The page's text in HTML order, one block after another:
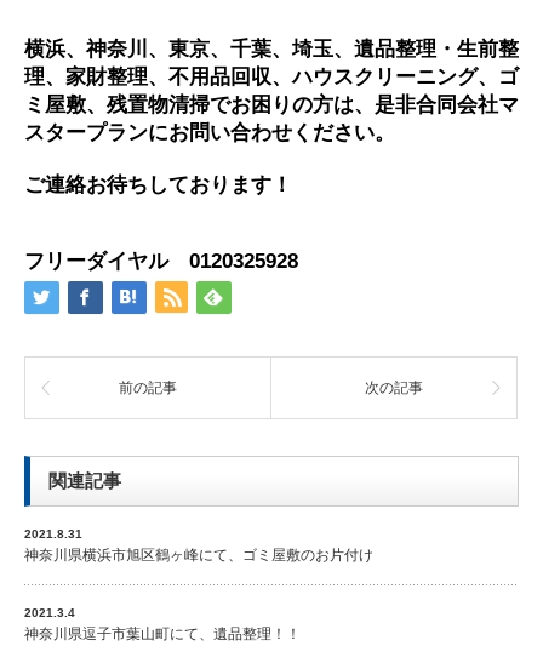
横浜、神奈川、東京、千葉、埼玉、遺品整理・生前整
理、家財整理、不用品回収、ハウスクリーニング、ゴ
ミ屋敷、残置物清掃でお困りの方は、是非合同会社マ
スタープランにお問い合わせください。
ご連絡お待ちしております！
フリーダイヤル 0120325928
前の記事 次の記事
関連記事
2021.8.31
神奈川県横浜市旭区鶴ヶ峰にて、ゴミ屋敷のお片付け
2021.3.4
神奈川県逗子市葉山町にて、遺品整理！！